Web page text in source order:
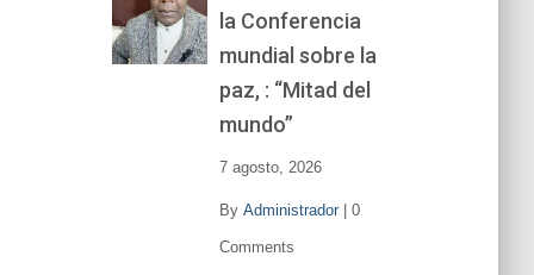
la Conferencia
mundial sobre la
paz, : “Mitad del
mundo”
7 agosto, 2026
By Administrador| 0
Comments